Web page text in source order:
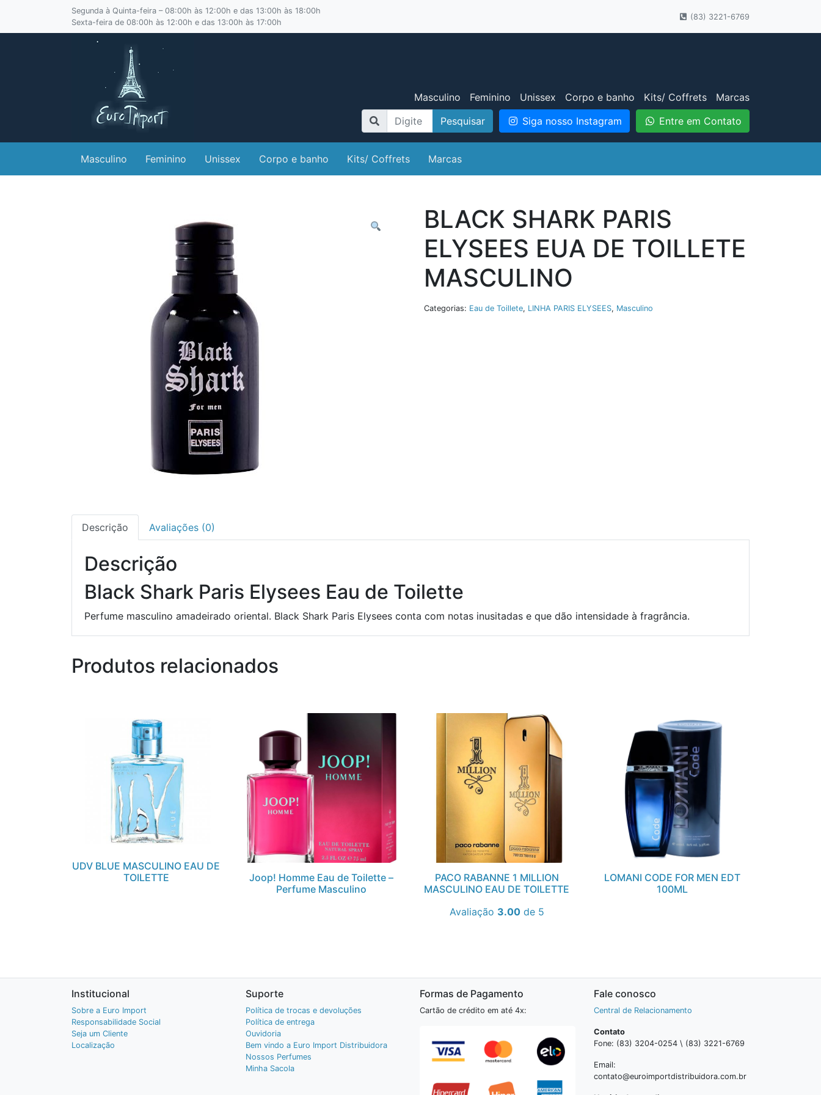
Segunda à Quinta-feira – 08:00h às 12:00h e das 13:00h às 18:00h
Sexta-feira de 08:00h às 12:00h e das 13:00h às 17:00h
(83) 3221-6769
Masculino Feminino Unissex Corpo e banho Kits/ Coffrets
Marcas
Pesquisar
Siga nosso Instagram Entre em Contato
Masculino Feminino Unissex Corpo e banho Kits/ Coffrets Marcas
BLACK SHARK PARIS
ELYSEES EUA DE TOILLETE
MASCULINO
Categorias: Eau de Toillete, LINHA PARIS ELYSEES, Masculino
Descrição Avaliações (0)
Descrição
Black Shark Paris Elysees Eau de Toilette
Perfume masculino amadeirado oriental. Black Shark Paris Elysees conta com notas inusitadas e que dão intensidade à fragrância.
Produtos relacionados
UDV BLUE MASCULINO EAU DE
TOILETTE
Joop! Homme Eau de Toilette –
Perfume Masculino
PACO RABANNE 1 MILLION
MASCULINO EAU DE TOILETTE
Avaliação 3.00de 5
LOMANI CODE FOR MEN EDT
100ML
Institucional
Sobre a Euro Import
Responsabilidade Social
Seja um Cliente
Localização
Suporte
Política de trocas e devoluções
Política de entrega
Ouvidoria
Bem vindo a Euro Import Distribuidora
Nossos Perfumes
Minha Sacola
Formas de Pagamento
Cartão de crédito em até 4x:
Fale conosco
Central de Relacionamento
Contato
Fone: (83) 3204-0254 \ (83) 3221-6769
Email:
contato@euroimportdistribuidora.com.br